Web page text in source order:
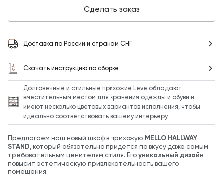
Сделать заказ
Доставка по России и странам СНГ
Скачать инструкцию по сборке
Долговечные и стильные прихожие Leve обладают
вместительным местом для хранения одежды и обуви и
имеют несколько цветовых вариантов исполнения, чтобы
идеально соответствовать вашему интерьеру.
Предлагаем наш новый шкаф в прихожую MELLO HALLWAY
STAND , который обязательно придется по вкусу даже самым
требовательным ценителям стиля. Егоуникальный дизайн
повысит эстетическую привлекательность вашего
помещения.